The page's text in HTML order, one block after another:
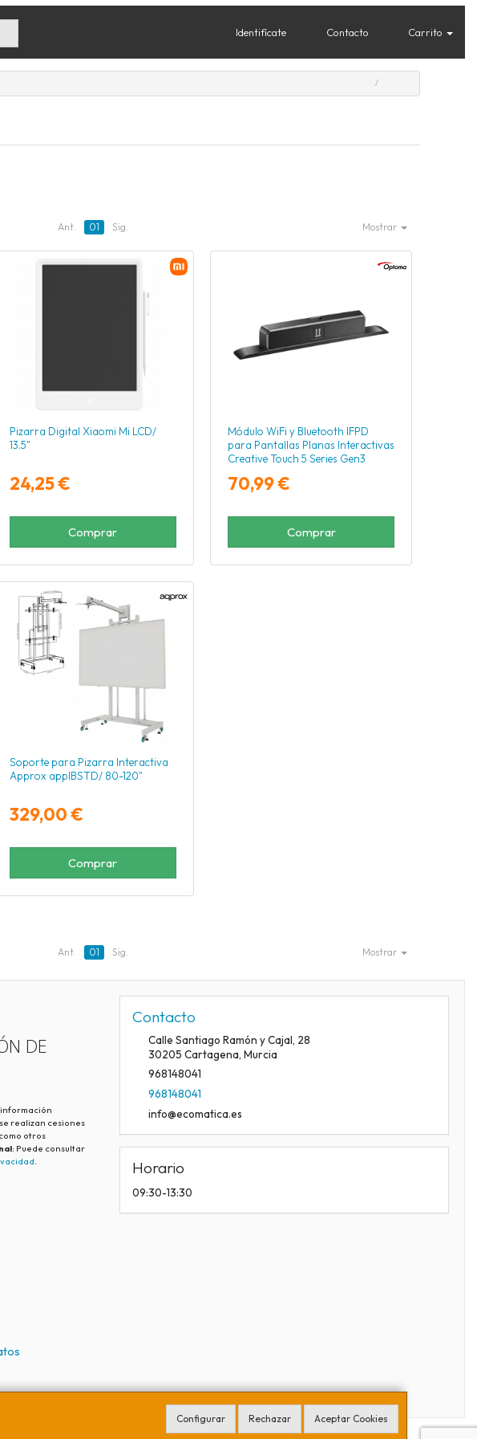
Identifícate Contacto Carrito
Ant. 01 Sig. Mostrar
Pizarra Digital Xiaomi Mi LCD/
13.5"
24,25 €
Comprar
Módulo WiFi y Bluetooth IFPD
para Pantallas Planas Interactivas
Creative Touch 5 Series Gen3
70,99 €
Comprar
Soporte para Pizarra Interactiva
Approx appIBSTD/ 80-120"
329,00 €
Comprar
Ant. 01 Sig. Mostrar
Configurar Rechazar Aceptar Cookies
DE
realizan cesiones
otros
: Puede consultar
.
Contacto
Calle Santiago Ramón y Cajal, 28
30205 Cartagena, Murcia
968148041
968148041
info@ecomatica.es
Horario
09:30-13:30